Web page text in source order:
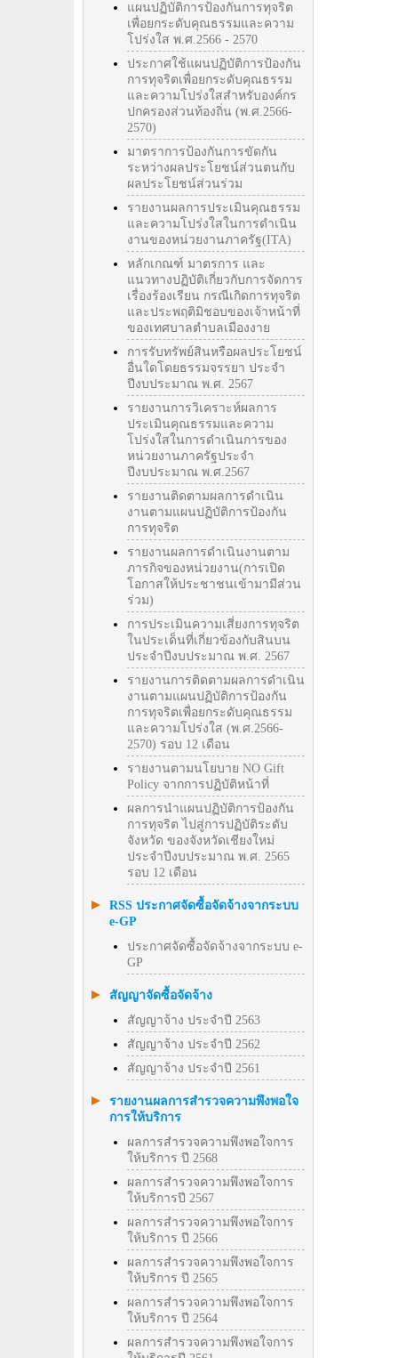
แผนปฏิบัติการป้องกันการทุจริต
เพื่อยกระดับคุณธรรมและความ
โปร่งใส พ.ศ.2566 - 2570
ประกาศใช้แผนปฏิบัติการป้องกัน
การทุจริตเพื่อยกระดับคุณธรรม
และความโปร่งใสสำหรับองค์กร
ปกครองส่วนท้องถิ่น (พ.ศ.2566-
2570)
มาตราการป้องกันการขัดกัน
ระหว่างผลประโยชน์ส่วนตนกับ
ผลประโยชน์ส่วนร่วม
รายงานผลการประเมินคุณธรรม
และความโปร่งใสในการดำเนิน
งานของหน่วยงานภาครัฐ(ITA)
หลักเกณฑ์ มาตรการ และ
แนวทางปฏิบัติเกี่ยวกับการจัดการ
เรื่องร้องเรียน กรณีเกิดการทุจริต
และประพฤติมิชอบของเจ้าหน้าที่
ของเทศบาลตำบลเมืองงาย
การรับทรัพย์สินหรือผลประโยชน์
อื่นใดโดยธรรมจรรยา ประจำ
ปีงบประมาณ พ.ศ. 2567
รายงานการวิเคราะห์ผลการ
ประเมินคุณธรรมและความ
โปร่งใสในการดำเนินการของ
หน่วยงานภาครัฐประจำ
ปีงบประมาณ พ.ศ.2567
รายงานติดตามผลการดำเนิน
งานตามแผนปฏิบัติการป้องกัน
การทุจริต
รายงานผลการดำเนินงานตาม
ภารกิจของหน่วยงาน(การเปิด
โอกาสให้ประชาชนเข้ามามีส่วน
ร่วม)
การประเมินความเสี่ยงการทุจริต
ในประเด็นที่เกี่ยวข้องกับสินบน
ประจำปีงบประมาณ พ.ศ. 2567
รายงานการติดตามผลการดำเนิน
งานตามแผนปฏิบัติการป้องกัน
การทุจริตเพื่อยกระดับคุณธรรม
และความโปร่งใส (พ.ศ.2566-
2570) รอบ 12 เดือน
รายงานตามนโยบาย NO Gift
Policy จากการปฏิบัติหน้าที่
ผลการนำแผนปฏิบัติการป้องกัน
การทุจริต ไปสู่การปฏิบัติระดับ
จังหวัด ของจังหวัดเชียงใหม่
ประจำปีงบประมาณ พ.ศ. 2565
รอบ 12 เดือน
RSS ประกาศจัดซื้อจัดจ้างจากระบบ
e-GP
ประกาศจัดซื้อจัดจ้างจากระบบ e-
GP
สัญญาจัดซื้อจัดจ้าง
สัญญาจ้าง ประจำปี 2563
สัญญาจ้าง ประจำปี 2562
สัญญาจ้าง ประจำปี 2561
รายงานผลการสำรวจความพึงพอใจ
การให้บริการ
ผลการสำรวจความพึงพอใจการ
ให้บริการ ปี 2568
ผลการสำรวจความพึงพอใจการ
ให้บริการปี 2567
ผลการสำรวจความพึงพอใจการ
ให้บริการ ปี 2566
ผลการสำรวจความพึงพอใจการ
ให้บริการ ปี 2565
ผลการสำรวจความพึงพอใจการ
ให้บริการ ปี 2564
ผลการสำรวจความพึงพอใจการ